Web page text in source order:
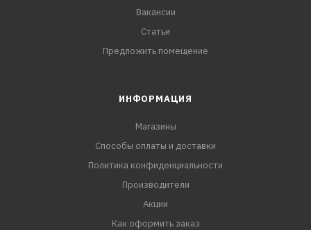
Вакансии
Статьи
Предложить помещение
ИНФОРМАЦИЯ
Магазины
Способы оплаты и доставки
Политика конфиденциальности
Производители
Акции
Как оформить заказ